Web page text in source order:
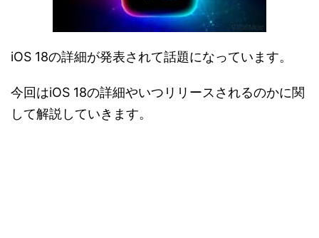
iOS 18の詳細が発表されて話題になっています。
今回はiOS 18の詳細やいつリリースされるのかに関
して解説していきます。